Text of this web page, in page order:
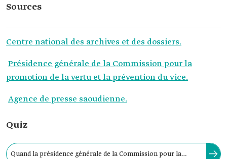
Sources
Centre national des archives et des dossiers.
Présidence générale de la Commission pour la
promotion de la vertu et la prévention du vice.
Agence de presse saoudienne.
Quiz
Quand la présidence générale de la Commission pour la